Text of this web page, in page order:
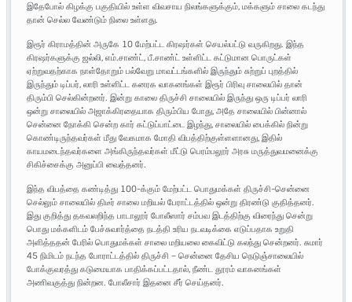
இதேபோல் கிழக்கு பகுதியில் உள்ள விவசாய நிலங்களுக்கும், மக்களும் சாலை கடந்து
தான் செல்ல வேண்டும் நிலை உள்ளது.
இரூர் கிராமத்தின் அருகே 10 மேற்பட்ட கிரஷர்கள் செயல்பட்டு வருகிறது. இந்த
கிரஷர்களுக்கு ஜல்லி, எம்.சாண்ட், பீ.சாண்ட் உள்ளிட்ட கட்டுமான பொருட்கள்
ஏற்றுவதற்காக நாள்தோறும் பல்வேறு மாவட்டங்களில் இருந்தும் சுற்றுப் புறத்தில்
இருந்தும் டிப்பர், லாரி உள்ளிட்ட கனரக வாகனங்கள் இரூர் பிரிவு சாலையில் தான்
திரும்பி செல்கின்றனர். இன்று காலை திருச்சி சாலையில் இருந்து ஒரு டிப்பர் லாரி
ஒன்று சாலையில் அஜாக்கிரதையாக திரும்பிய போது, அதே சாலையில் பின்னால்
சென்னை நோக்கி சென்ற கார் கட்டுப்பாட்டை இழந்து, சாலையில் பைக்கில் நின்று
கொண்டிருந்தவர்கள் மீது வேகமாக மோதி விபத்திற்குள்ளளானது, இதில்
காயமடைந்தவர்களை அங்கிருந்தவர்கள் மீட்டு பெரம்பலூர் அரசு மருத்துவமனைக்கு
சிகிச்சைக்கு அனுப்பி வைத்தனர்.
இந்த விபத்தை கண்டித்து 100-க்கும் மேற்பட்ட பொதுமக்கள் திருச்சி-சென்னை
செல்லும் சாலையில் திடீர் சாலை மறியல் பேராட்டத்தில் ஒன்று திரண்டு குதித்தனர்.
இது குறித்து தகவலறிந்த பாடாலூர் போலீஸார் சம்பவ இடத்திற்கு விரைந்து சென்று
பொது மக்களிடம் பேச்சுவார்த்தை நடத்தி உரிய நடவடிக்கை எடுப்பதாக உறுதி
அளித்ததன் பேரில் பொதுமக்கள் சாலை மறியலை கைவிட்டு கலந்து சென்றனர். சுமார்
45 நிமிடம் நடந்த போராட்டத்தில் திருச்சி – சென்னை தேசிய நெடுஞ்சாலையில்
போக்குவரத்து கடுமையாக பாதிக்கப்பட்டதால், நீண்ட தூரம் வாகனங்கள்
அணிவகுத்து நின்றன. போலீசார் இதனை சீர் செய்தனர்.